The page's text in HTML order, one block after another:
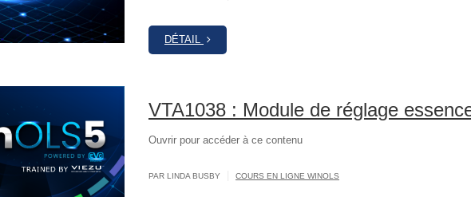
DÉTAIL
VTA1038 : Module de réglage
Ouvrir pour accéder à ce contenu
PAR LINDA BUSBY COURS EN LIGNE WINOLS